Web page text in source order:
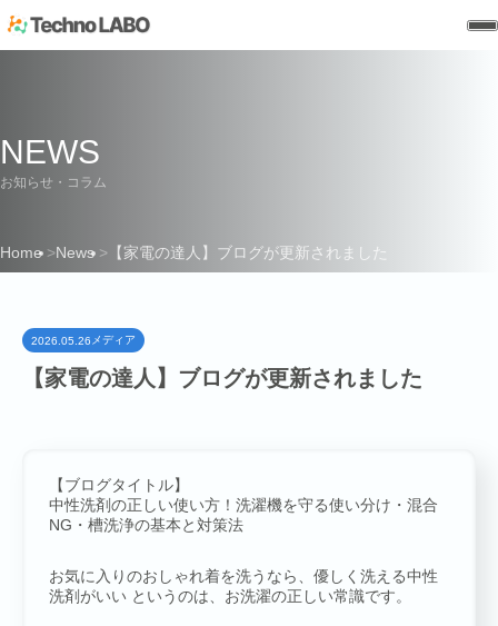
HOME
NEWS
お知らせ・コラム
Home News 【家電の達人】ブログが更新されました
2026.05.26 メディア
【家電の達人】ブログが更新されました
【ブログタイトル】
中性洗剤の正しい使い方！洗濯機を守る使い分け・混合
NG・槽洗浄の基本と対策法
お気に入りのおしゃれ着を洗うなら、優しく洗える中性
洗剤がいい というのは、お洗濯の正しい常識です。